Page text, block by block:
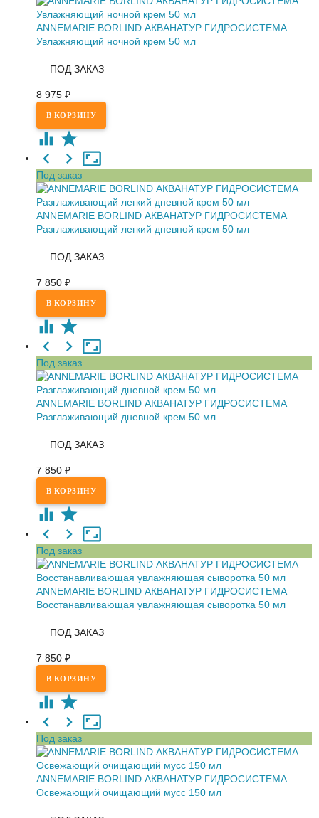
ANNEMARIE BORLIND АКВАНАТУР ГИДРОСИСТЕМА
Увлажняющий ночной крем 50 мл
ПОД ЗАКАЗ
8 975 ₽
Под заказ
ANNEMARIE BORLIND АКВАНАТУР ГИДРОСИСТЕМА
Разглаживающий легкий дневной крем 50 мл
ПОД ЗАКАЗ
7 850 ₽
Под заказ
ANNEMARIE BORLIND АКВАНАТУР ГИДРОСИСТЕМА
Разглаживающий дневной крем 50 мл
ПОД ЗАКАЗ
7 850 ₽
Под заказ
ANNEMARIE BORLIND АКВАНАТУР ГИДРОСИСТЕМА
Восстанавливающая увлажняющая сыворотка 50 мл
ПОД ЗАКАЗ
7 850 ₽
Под заказ
ANNEMARIE BORLIND АКВАНАТУР ГИДРОСИСТЕМА
Освежающий очищающий мусс 150 мл